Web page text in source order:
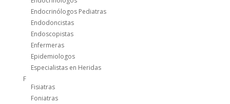
Endocrinólogos Pediatras
Endodoncistas
Endoscopistas
Enfermeras
Epidemiologos
Especialistas en Heridas
F
Fisiatras
Foniatras